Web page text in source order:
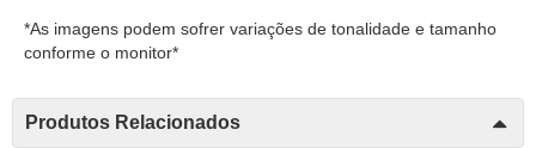
*As imagens podem sofrer variações de tonalidade e tamanho
conforme o monitor*
Produtos Relacionados